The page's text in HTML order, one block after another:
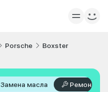
Porsche Boxster
Замена масла Ремонт